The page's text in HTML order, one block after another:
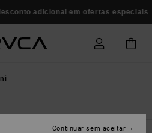
adicional em ofertas especiais Poupa
Continuar sem aceitar